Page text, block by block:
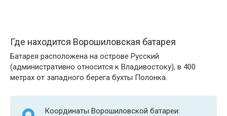
Где находится Ворошиловская батарея
Батарея расположена на острове Русский
(административно относится к Владивостоку), в 400
метрах от западного берега бухты Полонка.
Координаты Ворошиловской батареи: